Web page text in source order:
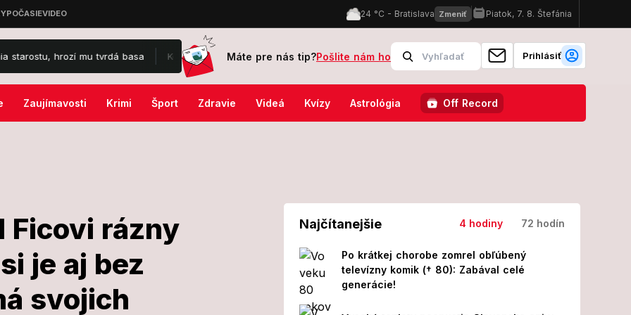
mu tvrdá basa Komédia 6 gramov odštartovala svoju kinojazdu hviezdnou premiérou v pražskej Lucerne! Udrieť môžu
Máte pre nás tip?Pošlite nám ho Prihlásiť
Zaujímavosti Krimi Šport Zdravie Videá Kvízy Astrológia Off Record
Ficovi rázny
je aj bez
svojichFicovi
Najčítanejšie 4 hodiny 72 hodín
Po krátkej chorobe zomrel obľúbený
televízny komik († 80): Zabával celé
generácie!